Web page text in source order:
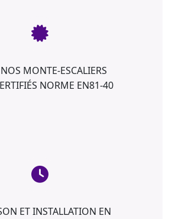
MONTE-ESCALIERS
NORME EN81-40
ET INSTALLATION EN